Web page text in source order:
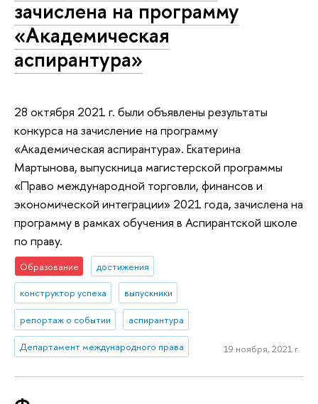
зачислена на программу
«Академическая
аспирантура»
28 октября 2021 г. были объявлены результаты
конкурса на зачисление на программу
«Академическая аспирантура». Екатерина
Мартынова, выпускница магистерской программы
«Право международной торговли, финансов и
экономической интеграции» 2021 года, зачислена на
программу в рамках обучения в Аспирантской школе
по праву.
Образование достижения
конструктор успеха выпускники
репортаж о событии аспирантура
Департамент международного права 19 ноября, 2021 г.